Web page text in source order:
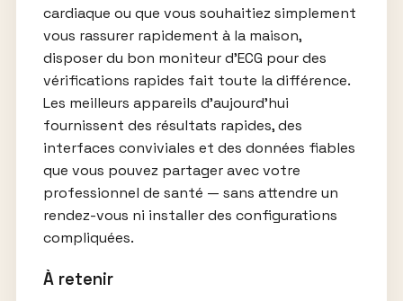
cardiaque ou que vous souhaitiez simplement
vous rassurer rapidement à la maison,
disposer du bon moniteur d’ECG pour des
vérifications rapides fait toute la différence.
Les meilleurs appareils d’aujourd’hui
fournissent des résultats rapides, des
interfaces conviviales et des données fiables
que vous pouvez partager avec votre
professionnel de santé — sans attendre un
rendez-vous ni installer des configurations
compliquées.
À retenir